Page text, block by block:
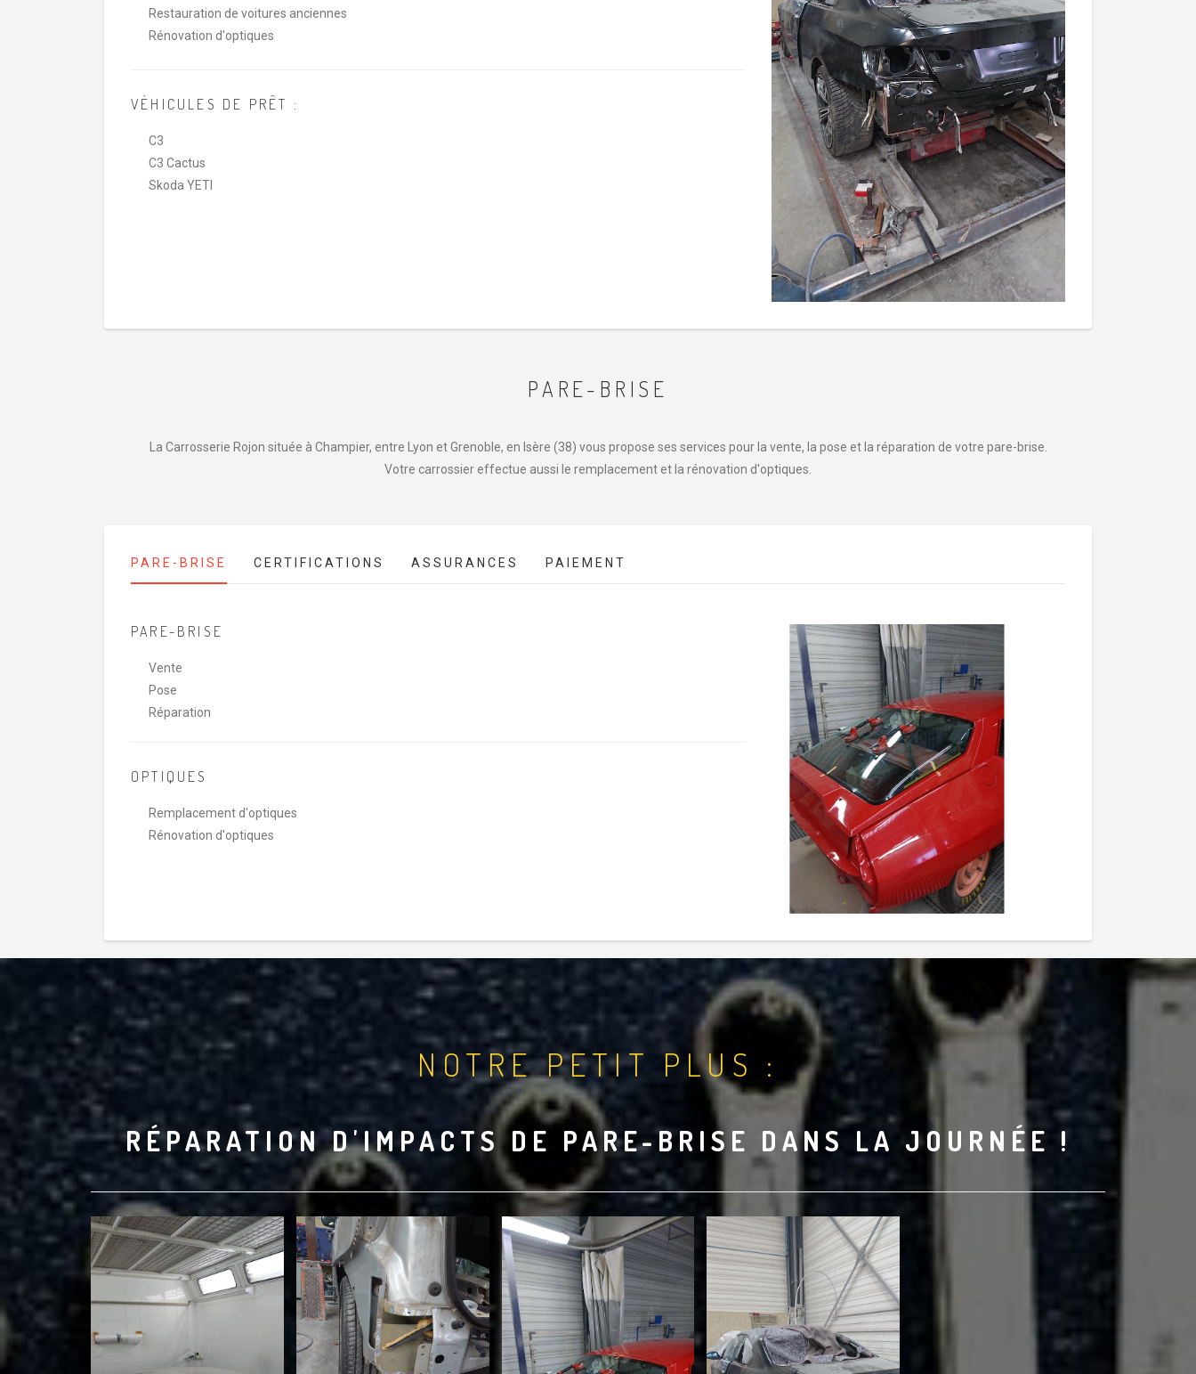
Restauration de voitures anciennes
Rénovation d'optiques
VÉHICULES DE PRÊT :
C3
C3 Cactus
Skoda YETI
PARE-BRISE
La Carrosserie Rojon située à Champier, entre Lyon et Grenoble, en Isère (38) vous propose ses services pour la vente, la pose et la réparation de votre pare-brise.
Votre carrossier effectue aussi le remplacement et la rénovation d'optiques.
PARE-BRISE CERTIFICATIONS ASSURANCES PAIEMENT
PARE-BRISE
Vente
Pose
Réparation
OPTIQUES
Remplacement d'optiques
Rénovation d'optiques
NOTRE PETIT PLUS :
RÉPARATION D'IMPACTS DE PARE-BRISE DANS LA JOURNÉE !